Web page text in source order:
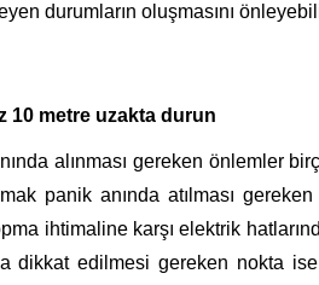
durumların oluşmasını
10 metre uzakta durun
alınması gereken önlemler
panik anında atılması
ihtimaline karşı elektrik
dikkat edilmesi gereken nokta